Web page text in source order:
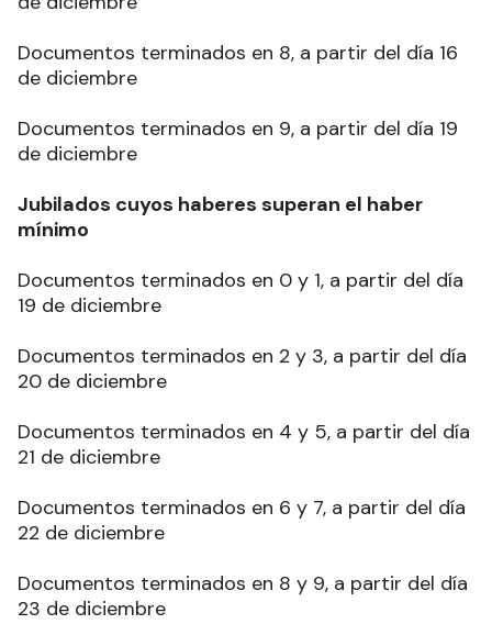
Documentos terminados en 8, a partir del día 16
de diciembre
Documentos terminados en 9, a partir del día 19
de diciembre
Jubilados cuyos haberes superan el haber
mínimo
Documentos terminados en 0 y 1, a partir del día
19 de diciembre
Documentos terminados en 2 y 3, a partir del día
20 de diciembre
Documentos terminados en 4 y 5, a partir del día
21 de diciembre
Documentos terminados en 6 y 7, a partir del día
22 de diciembre
Documentos terminados en 8 y 9, a partir del día
23 de diciembre